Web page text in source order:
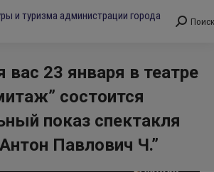
Поиск:
Поиск
вас 23 января в театре
состоится
показ спектакля
Павлович Ч.”